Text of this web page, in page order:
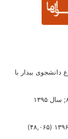
بیدار با
(۴۸,۰۶۵)